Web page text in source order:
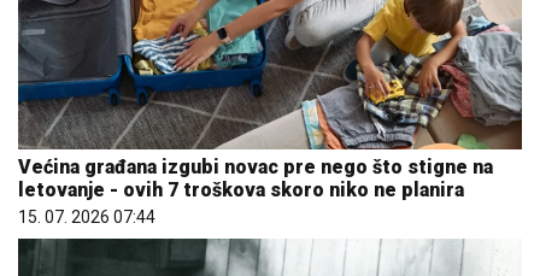
Većina građana izgubi novac pre nego što stigne na
letovanje - ovih 7 troškova skoro niko ne planira
15. 07. 2026 07:44